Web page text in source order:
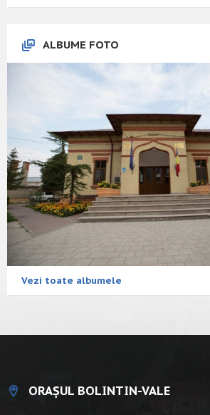
ALBUME FOTO
Vezi toate albumele
ORAȘUL BOLINTIN-VALE